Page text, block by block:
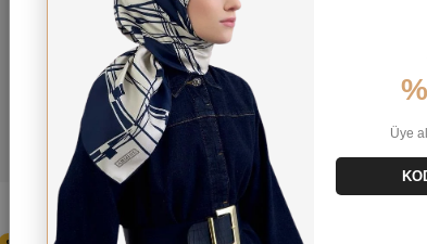
Aker Eşarp
ÜRÜN ADINA GÖRE
YENI GELENLER
ÇOK SATANLAR
Üye